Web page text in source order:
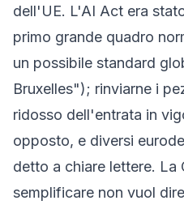
dell'UE. L'AI Act era
primo grande quadro
un possibile standard
Bruxelles"); rinviarne i
ridosso dell'entrata in
opposto, e diversi
detto a chiare lettere. La
semplificare non vuol